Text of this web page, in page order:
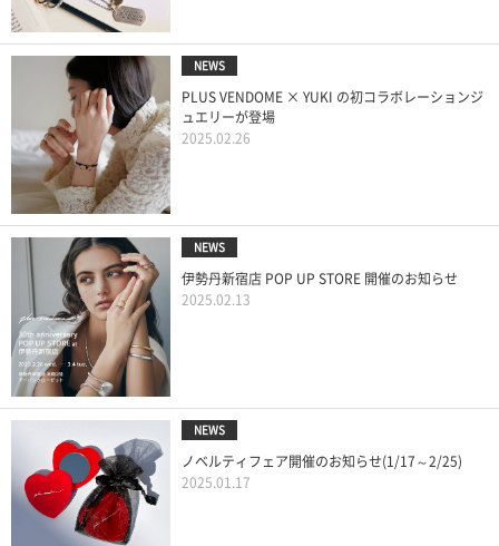
NEWS
PLUS VENDOME × YUKI の初コラボレーションジ
ュエリーが登場
2025.02.26
NEWS
伊勢丹新宿店 POP UP STORE 開催のお知らせ
2025.02.13
NEWS
ノベルティフェア開催のお知らせ(1/17～2/25)
2025.01.17